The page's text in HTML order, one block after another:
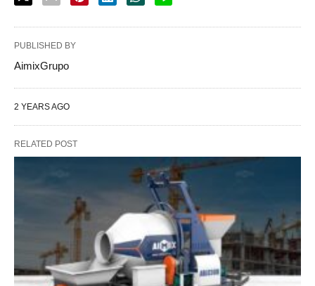
PUBLISHED BY
AimixGrupo
2 YEARS AGO
RELATED POST